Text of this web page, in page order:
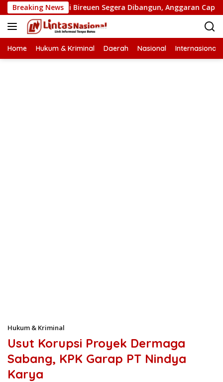
Langsung
ke
konten
Breaking News
Putus di Bireuen Segera Dibangun, Anggaran Capai 500 M
Home Hukum & Kriminal Daerah Nasional Internasional
Hukum & Kriminal
Usut Korupsi Proyek Dermaga
Sabang, KPK Garap PT Nindya
Karya